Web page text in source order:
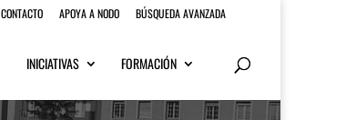
CONTACTO APOYA A NODO BÚSQUEDA AVANZADA
INICIATIVAS FORMACIÓN